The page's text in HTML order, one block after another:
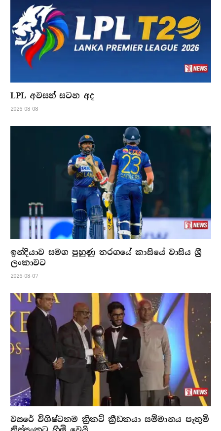
LPL අවසන් සටන අද
2026-08-08
ඉන්දියාව සමග පුහුණු තරගයේ කාසියේ වාසිය ශ්‍රී
ලංකාවට
2026-08-07
වසරේ විශිෂ්ටතම ක්‍රිකට් ක්‍රීඩකයා සම්මානය පැතුම්